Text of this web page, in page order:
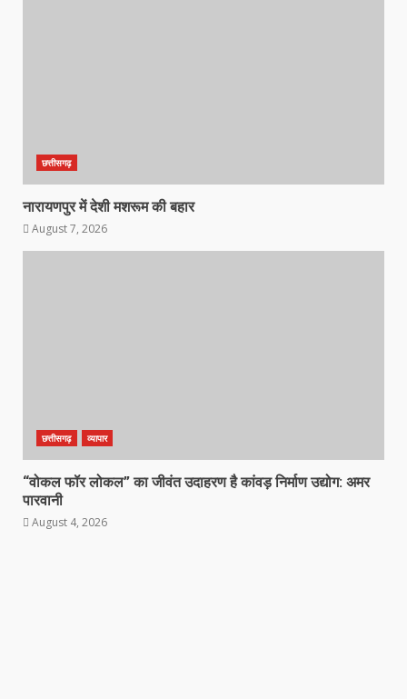
छत्तीसगढ़
नारायणपुर में देशी मशरूम की बहार
August 7, 2026
छत्तीसगढ़ व्यापार
“वोकल फॉर लोकल” का जीवंत उदाहरण है कांवड़ निर्माण उद्योग: अमर
पारवानी
August 4, 2026